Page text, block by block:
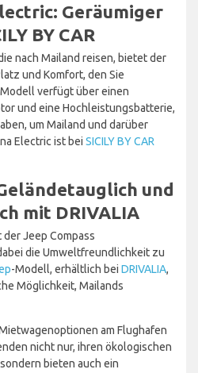
Geräumiger
BY CAR
nach Mailand reisen, bietet der
und Komfort, den Sie
verfügt über einen
und eine Hochleistungsbatterie,
um Mailand und darüber
Electric ist bei SICILY BY CAR
und
mit DRIVALIA
Jeep Compass
die Umweltfreundlichkeit zu
-Modell, erhältlich bei DRIVALIA,
Möglichkeit, Mailands
am Flughafen
nicht nur, ihren ökologischen
bieten auch ein